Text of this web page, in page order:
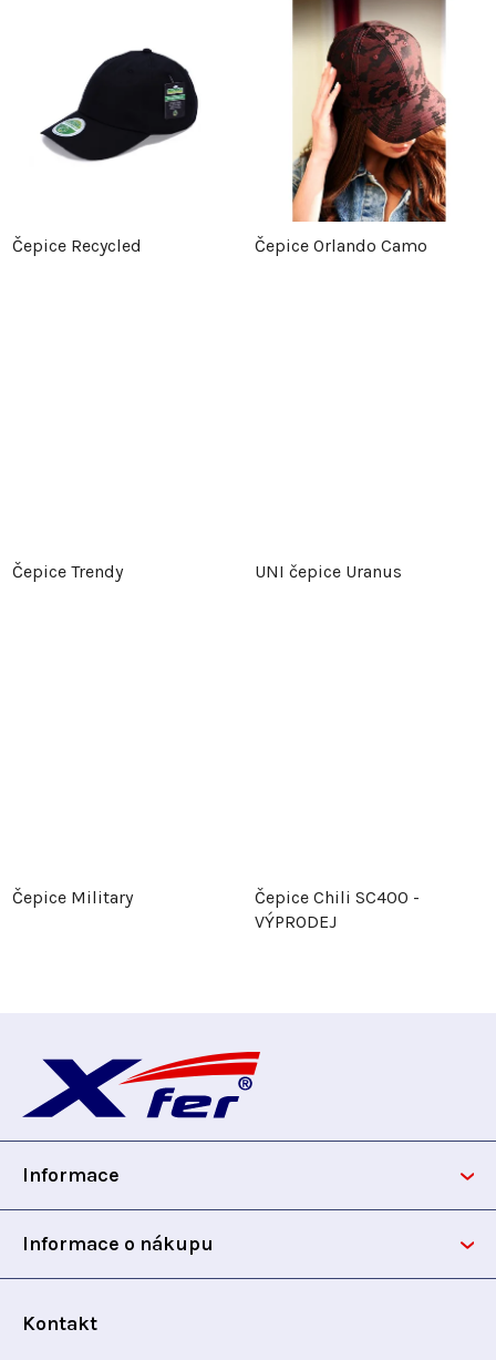
Čepice Recycled Čepice Orlando Camo
Čepice Trendy UNI čepice Uranus
Čepice Military
Čepice Chili SC400 -
VÝPRODEJ
p
Informace
Informace o nákupu
Kontakt